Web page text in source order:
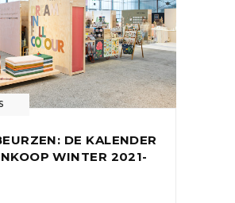
DE KALENDER
WINTER 2021-